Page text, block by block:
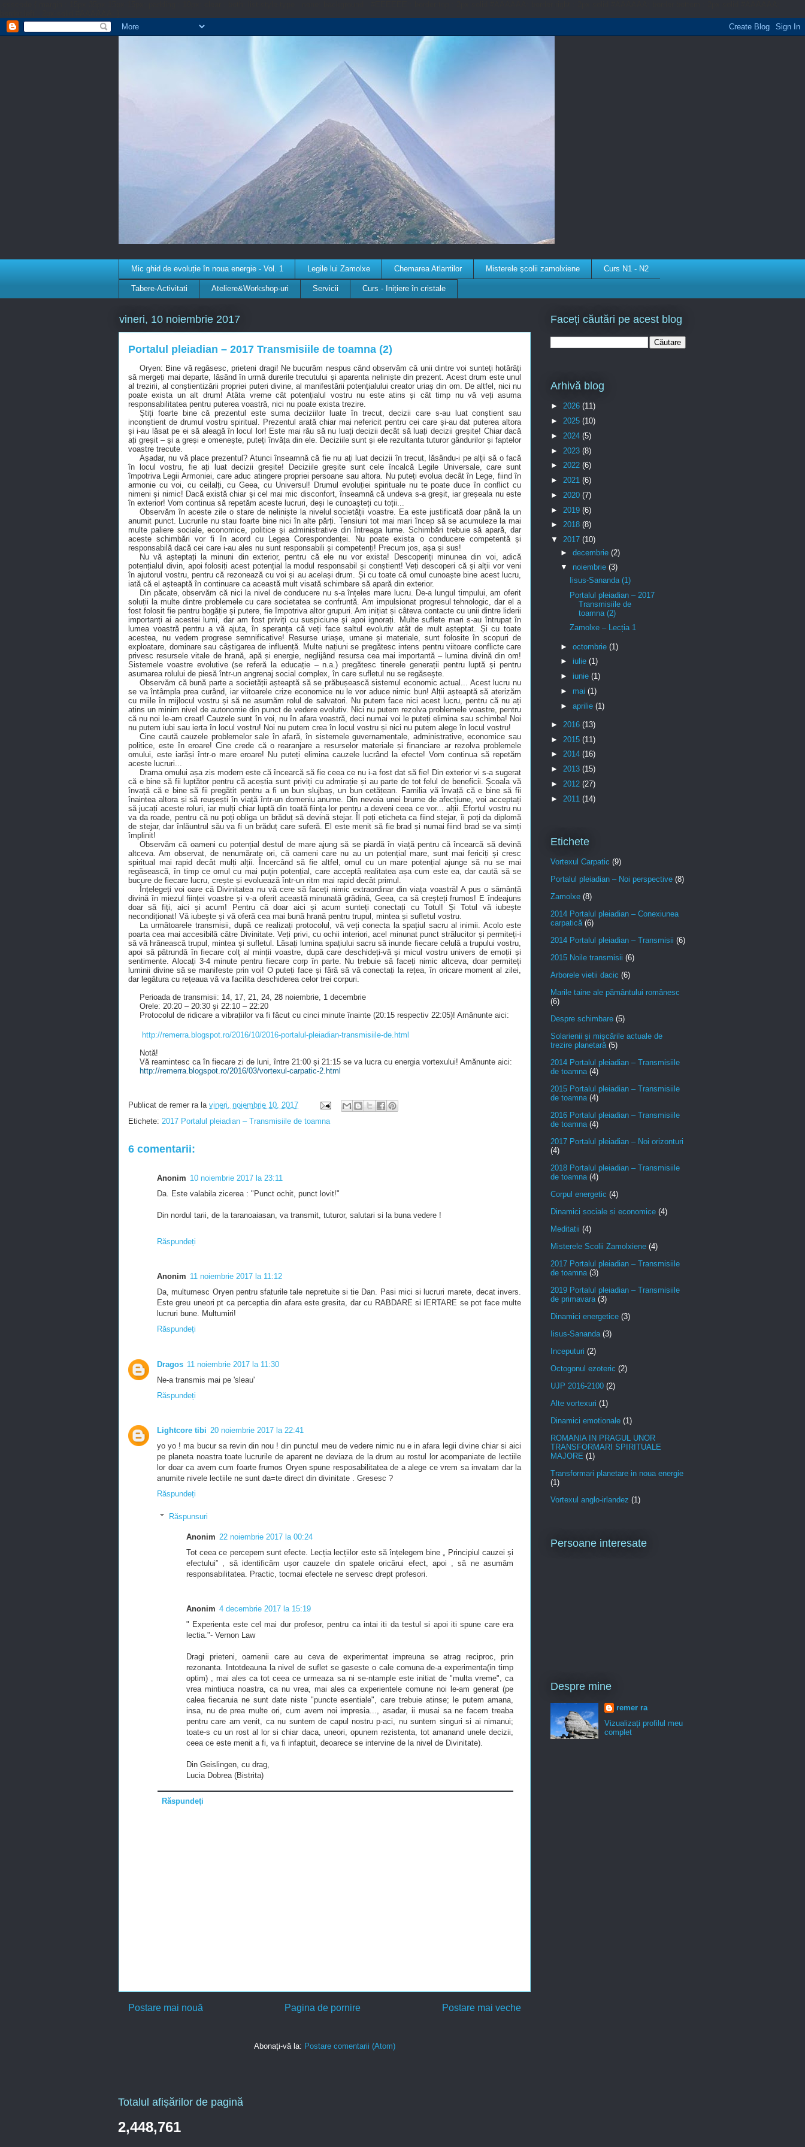
Mic ghid de evoluție în noua energie - Vol. 1 Legile lui Zamolxe Chemarea Atlantilor Misterele şcolii zamolxiene Curs N1 - N2
Tabere-Activitati Ateliere&Workshop-uri Servicii Curs - Inițiere în cristale
vineri, 10 noiembrie 2017
Portalul pleiadian – 2017 Transmisiile de toamna (2)
Oryen: Bine vă regăsesc, prieteni dragi! Ne bucurăm nespus când observăm că unii dintre voi sunteți hotărâți
să mergeți mai departe, lăsând în urmă durerile trecutului și aparenta neliniște din prezent. Acest drum este unul
al trezirii, al conștientizării propriei puteri divine, al manifestării potențialului creator uriaș din om. De altfel, nici nu
poate exista un alt drum! Atâta vreme cât potențialul vostru nu este atins și cât timp nu vă veți asuma
responsabilitatea pentru puterea voastră, nici nu poate exista trezire.
Știți foarte bine că prezentul este suma deciziilor luate în trecut, decizii care s-au luat conștient sau
inconștient de drumul vostru spiritual. Prezentul arată chiar mai nefericit pentru cei care și-au dat puterea altora
și i-au lăsat pe ei să aleagă în locul lor! Este mai rău să nu luați decizii decât să luați decizii greșite! Chiar dacă
ați greșit – și a greși e omenește, puteți învăța din ele. Deciziile sunt și ele rezultanta tuturor gândurilor și faptelor
voastre trecute.
Așadar, nu vă place prezentul? Atunci înseamnă că fie nu ați luat decizii în trecut, lăsându-i pe alții să o facă
în locul vostru, fie ați luat decizii greșite! Deciziile greșite sunt cele încalcă Legile Universale, care sunt
împotriva Legii Armoniei, care aduc atingere propriei persoane sau altora. Nu puteți evolua decât în Lege, fiind în
armonie cu voi, cu ceilalți, cu Geea, cu Universul! Drumul evoluției spirituale nu te poate duce în conflict cu
nimeni și nimic! Dacă există chiar și cel mai mic disconfort, înseamnă că undeva s-a greșit, iar greșeala nu este
în exterior! Vom continua să repetăm aceste lucruri, deși le cunoașteți cu toții...
Observăm în aceste zile o stare de neliniște la nivelul societății voastre. Ea este justificată doar până la un
anumit punct. Lucrurile nu stau foarte bine nici în alte părți. Tensiuni tot mai mari încep să se acumuleze la mai
multe paliere sociale, economice, politice și administrative din întreaga lume. Schimbări trebuie să apară, dar
aceste schimbări vor fi în acord cu Legea Corespondenței. Nu poate exista o conducere competentă și
responsabilă dacă cei care i-au ales nu sunt responsabili și competenți! Precum jos, așa și sus!
Nu vă așteptați la minuni din exterior, pentru că ele nu vor exista! Descoperiți minunea din voi, adică
potențialul divin, apoi folosiți acest potențial la modul responsabil și conștient! Veți descoperi că și alții vor veni
în ajutorul vostru, pentru că rezonează cu voi și au același drum. Și cu toate că omul cunoaște bine acest lucru,
iată că el așteaptă în continuare ca această mult visată schimbare să apară din exterior.
Din păcate, observăm că nici la nivel de conducere nu s-a înțeles mare lucru. De-a lungul timpului, am oferit
soluții la multe dintre problemele cu care societatea se confruntă. Am impulsionat progresul tehnologic, dar el a
fost folosit fie pentru bogăție și putere, fie împotriva altor grupuri. Am inițiat și câteva contacte cu unii dintre liderii
importanți ai acestei lumi, dar am fost priviți cu suspiciune și apoi ignorați. Multe suflete mari s-au întrupat în
lumea voastră pentru a vă ajuta, în speranța că veți face saltul evolutiv atât de mult așteptat. Și cu toate
acestea, nu vedem progrese semnificative! Resurse uriașe, umane și materiale, sunt folosite în scopuri de
exploatare, dominare sau câștigarea de influență. Multe națiuni se pregătesc intens pentru viitoare conflicte care
privesc resursele vitale de hrană, apă și energie, neglijând resursa cea mai importantă – lumina divină din om!
Sistemele voastre evolutive (se referă la educație – n.a.) pregătesc tinerele generații pentru luptă și pentru
asumarea rolului de piesă într-un angrenaj social complex, în care sufletul nu se regăsește.
Observăm că bună parte a societății așteaptă să se prăbușească sistemul economic actual... Acest lucru nu
se va întâmpla prea curând, iar viitoarele crize economice nu le vor aduce nimic bun! Alții așteaptă să aterizăm
cu miile în mijlocul vostru și să ne asumăm rolul de salvatori. Nu putem face nici acest lucru, pentru că nu ați
atins un minim nivel de autonomie din punct de vedere evolutiv. Nici nu putem rezolva problemele voastre, pentru
că nu noi le-am creat! Cauzele sunt în voi, nu în afara voastră, deci numai voi le puteți elimina sau schimba! Noi
nu putem iubi sau ierta în locul vostru! Noi nu putem crea în locul vostru și nici nu putem alege în locul vostru!
Cine caută cauzele problemelor sale în afară, în sistemele guvernamentale, administrative, economice sau
politice, este în eroare! Cine crede că o rearanjare a resurselor materiale și financiare ar rezolva problemele
omului, este iarăși într-o mare eroare! Nu puteți elimina cauzele lucrând la efecte! Vom continua să repetăm
aceste lucruri...
Drama omului așa zis modern este că încearcă să fie ceea ce nu i-a fost dat să fie! Din exterior vi s-a sugerat
că e bine să fii luptător pentru că aceștia sunt priviți cu admirație și au parte de tot felul de beneficii. Școala vă
învață că e bine să fii pregătit pentru a fi un bun slujbaș, un bun cetățean. Familia vă învață că e bine să fii
înaintea altora și să reușești în viață într-un domeniu anume. Din nevoia unei brume de afecțiune, voi acceptați
să jucați aceste roluri, iar mulți chiar luptă din toată ființa lor pentru a deveni ceea ce vor... alții. Efortul vostru nu
va da roade, pentru că nu poți obliga un brăduț să devină stejar. Îl poți eticheta ca fiind stejar, îi poți da diplomă
de stejar, dar înlăuntrul său va fi un brăduț care suferă. El este menit să fie brad și numai fiind brad se va simți
împlinit!
Observăm că oameni cu potențial destul de mare ajung să se piardă în viață pentru că încearcă să devină
altceva. Am observat, de nenumărate ori, că oameni care nu au un potențial mare, sunt mai fericiți și cresc
spiritual mai rapid decât mulți alții. Încercând să fie altfel, omul cu un mare potențial ajunge să nu se mai
regăsească, în timp ce omul cu mai puțin potențial, care acceptă realitatea așa cum este ea, dar caută să se
bucure de fiecare lucru, crește și evoluează într-un ritm mai rapid decât primul.
Înțelegeți voi oare că Divinitatea nu vă cere să faceți nimic extraordinar din viața voastră! A pus o sămânță
divină în miezul ființei voastre și v-a oferit această minunată grădină, Geea, ca să creșteți frumos! E îndeajuns
doar să fiți, aici și acum! Pentru că doar aici și acum sunteți conectați cu Totul! Și Totul vă iubește
necondiționat! Vă iubește și vă oferă cea mai bună hrană pentru trupul, mintea și sufletul vostru.
La următoarele transmisii, după ce realizați protocolul, vă veți conecta la spațiul sacru al inimii. Acolo este
poarta cea mai accesibilă către Divinitate. Veți privi, cu ochii interiori, acel minunat punct strălucitor și permiteți-i
să vă hrănească trupul, mintea și sufletul. Lăsați lumina spațiului sacru să inunde fiecare celulă a trupului vostru,
apoi să pătrundă în fiecare colț al minții voastre, după care deschideți-vă și micul vostru univers de emoții și
sentimente. Alocați 3-4 minute pentru fiecare corp în parte. Nu trebuie să faceți nimic altceva, doar permiteți
luminii divine să se manifeste prin voi! O puteți face și fără să vă conectați la rețea, în oricare moment al zilei,
dar legătura cu rețeaua vă va facilita deschiderea celor trei corpuri.
Perioada de transmisii: 14, 17, 21, 24, 28 noiembrie, 1 decembrie
Orele: 20:20 – 20:30 și 22:10 – 22:20
Protocolul de ridicare a vibrațiilor va fi făcut cu cinci minute înainte (20:15 respectiv 22:05)! Amănunte aici:
http://remerra.blogspot.ro/2016/10/2016-portalul-pleiadian-transmisiile-de.html
Notă!
Vă reamintesc ca în fiecare zi de luni, între 21:00 și 21:15 se va lucra cu energia vortexului! Amănunte aici:
http://remerra.blogspot.ro/2016/03/vortexul-carpatic-2.html
Publicat de remer ra la vineri, noiembrie 10, 2017
Etichete: 2017 Portalul pleiadian – Transmisiile de toamna
6 comentarii:
Anonim 10 noiembrie 2017 la 23:11
Da. Este valabila zicerea : "Punct ochit, punct lovit!"
Din nordul tarii, de la taranoaiasan, va transmit, tuturor, salutari si la buna vedere !
Răspundeți
Anonim 11 noiembrie 2017 la 11:12
Da, multumesc Oryen pentru sfaturile tale nepretuite si tie Dan. Pasi mici si lucruri marete, decat invers.
Este greu uneori pt ca perceptia din afara este gresita, dar cu RABDARE si IERTARE se pot face multe
lucruri bune. Multumiri!
Răspundeți
Dragos 11 noiembrie 2017 la 11:30
Ne-a transmis mai pe 'sleau'
Răspundeți
Lightcore tibi 20 noiembrie 2017 la 22:41
yo yo ! ma bucur sa revin din nou ! din punctul meu de vedere nimic nu e in afara legii divine chiar si aici
pe planeta noastra toate lucrurile de aparent ne deviaza de la drum au rostul lor acompaniate de lectiile
lor doar ca avem cum foarte frumos Oryen spune resposabilitatea de a alege ce vrem sa invatam dar la
anumite nivele lectiile ne sunt da=te direct din divinitate . Gresesc ?
Răspundeți
Răspunsuri
Anonim 22 noiembrie 2017 la 00:24
Tot ceea ce percepem sunt efecte. Lecția lecțiilor este să înțelegem bine „ Principiul cauzei și
efectului” , să identificăm ușor cauzele din spatele oricărui efect, apoi , să ne asumăm
responsabilitatea. Practic, tocmai efectele ne servesc drept profesori.
Anonim 4 decembrie 2017 la 15:19
" Experienta este cel mai dur profesor, pentru ca intai iti da testul si apoi iti spune care era
lectia."- Vernon Law
Dragi prieteni, oamenii care au ceva de experimentat impreuna se atrag reciproc, prin
rezonanta. Intotdeauna la nivel de suflet se gaseste o cale comuna de-a experimenta(in timp
optim) , mai ales ca tot ceea ce urmeaza sa ni se-ntample este initiat de "multa vreme", ca
vrea mintiuca noastra, ca nu vrea, mai ales ca experientele comune noi le-am generat (pe
calea fiecaruia ne sunt date niste "puncte esentiale", care trebuie atinse; le putem amana,
insa, nu de prea multe ori, cum avem noi impresia..., asadar, ii musai sa ne facem treaba
pentru care am venit, ca nu suntem de capul nostru p-aci, nu suntem singuri si ai nimanui;
toate-s cu un rost al lor si chiar daca, uneori, opunem rezistenta, tot amanand unele decizii,
ceea ce este menit a fi, va fi infaptuit, deoarece se intervine de la nivel de Divinitate).
Din Geislingen, cu drag,
Lucia Dobrea (Bistrita)
Răspundeți
Postare mai nouă Postare mai veche
Pagina de pornire
Abonați-vă la: Postare comentarii (Atom)
Faceți căutări pe acest blog
Arhivă blog
► 2026 (11)
► 2025 (10)
► 2024 (5)
► 2023 (8)
► 2022 (6)
► 2021 (6)
► 2020 (7)
► 2019 (6)
► 2018 (8)
▼ 2017 (10)
► decembrie (2)
▼ noiembrie (3)
Iisus-Sananda (1)
Portalul pleiadian – 2017
Transmisiile de
toamna (2)
Zamolxe – Lecția 1
► octombrie (1)
► iulie (1)
► iunie (1)
► mai (1)
► aprilie (1)
► 2016 (13)
► 2015 (11)
► 2014 (16)
► 2013 (15)
► 2012 (27)
► 2011 (14)
Etichete
Vortexul Carpatic (9)
Portalul pleiadian – Noi perspective (8)
Zamolxe (8)
2014 Portalul pleiadian – Conexiunea
carpatică (6)
2014 Portalul pleiadian – Transmisii (6)
2015 Noile transmisii (6)
Arborele vietii dacic (6)
Marile taine ale pământului românesc
(6)
Despre schimbare (5)
Solarienii și mișcările actuale de
trezire planetară (5)
2014 Portalul pleiadian – Transmisiile
de toamna (4)
2015 Portalul pleiadian – Transmisiile
de toamna (4)
2016 Portalul pleiadian – Transmisiile
de toamna (4)
2017 Portalul pleiadian – Noi orizonturi
(4)
2018 Portalul pleiadian – Transmisiile
de toamna (4)
Corpul energetic (4)
Dinamici sociale si economice (4)
Meditatii (4)
Misterele Scolii Zamolxiene (4)
2017 Portalul pleiadian – Transmisiile
de toamna (3)
2019 Portalul pleiadian – Transmisiile
de primavara (3)
Dinamici energetice (3)
Iisus-Sananda (3)
Inceputuri (2)
Octogonul ezoteric (2)
UJP 2016-2100 (2)
Alte vortexuri (1)
Dinamici emotionale (1)
ROMANIA IN PRAGUL UNOR
TRANSFORMARI SPIRITUALE
MAJORE (1)
Transformari planetare in noua energie
(1)
Vortexul anglo-irlandez (1)
Persoane interesate
Despre mine
remer ra
Vizualizați profilul meu
complet
Totalul afișărilor de pagină
2,448,761